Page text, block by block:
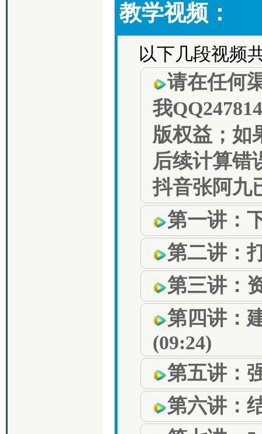
教学视频：
以下几段视频
请在任何
我
版权益；如
后续计算错
抖音张阿九
第一讲：
第二讲：
第三讲：
第四讲：
(09:24)
第五讲：
第六讲：